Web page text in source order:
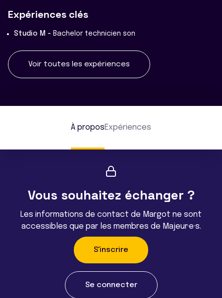
Expériences clés
Studio M - Bachelor technicien son
Voir toutes les expériences
À proposExpériences
Vous souhaitez échanger ?
Les informations de contact de Margot ne sont
accessibles que par les membres de Majeur·e·s.
S'inscrire
Se connecter